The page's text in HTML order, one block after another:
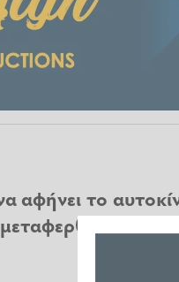
αφήνει το
σε